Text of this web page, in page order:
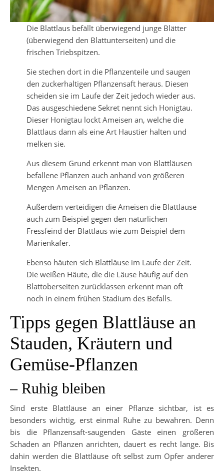
Die Blattlaus befällt überwiegend junge Blätter
(überwiegend den Blattunterseiten) und die
frischen Triebspitzen.
Sie stechen dort in die Pflanzenteile und saugen
den zuckerhaltigen Pflanzensaft heraus. Diesen
scheiden sie im Laufe der Zeit jedoch wieder aus.
Das ausgeschiedene Sekret nennt sich Honigtau.
Dieser Honigtau lockt Ameisen an, welche die
Blattlaus dann als eine Art Haustier halten und
melken sie.
Aus diesem Grund erkennt man von Blattläusen
befallene Pflanzen auch anhand von größeren
Mengen Ameisen an Pflanzen.
Außerdem verteidigen die Ameisen die Blattläuse
auch zum Beispiel gegen den natürlichen
Fressfeind der Blattlaus wie zum Beispiel dem
Marienkäfer.
Ebenso häuten sich Blattläuse im Laufe der Zeit.
Die weißen Häute, die die Läuse häufig auf den
Blattoberseiten zurücklassen erkennt man oft
noch in einem frühen Stadium des Befalls.
Tipps gegen Blattläuse an
Stauden, Kräutern und
Gemüse-Pflanzen
– Ruhig bleiben
Sind erste Blattläuse an einer Pflanze sichtbar, ist es
besonders wichtig, erst einmal Ruhe zu bewahren. Denn
bis die Pflanzensaft-saugenden Gäste einen größeren
Schaden an Pflanzen anrichten, dauert es recht lange. Bis
dahin werden die Blattläuse oft selbst zum Opfer anderer
Insekten.